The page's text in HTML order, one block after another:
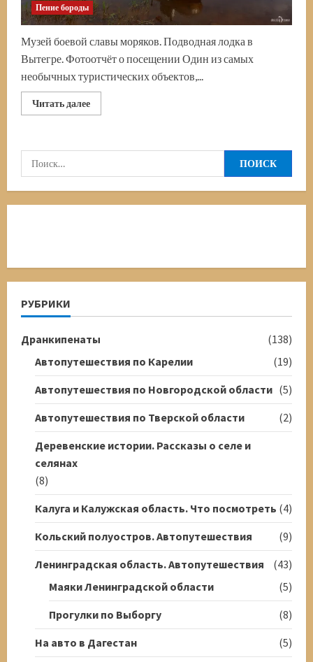
Пение бороды
Музей боевой славы моряков. Подводная лодка в
Вытегре. Фотоотчёт о посещении Один из самых
необычных туристических объектов,...
Читать далееПрочитать
больше
в
на
Онежском
Найти:
РУБРИКИ
Дранкипенаты
(138)
Автопутешествия по Карелии
(19)
Автопутешествия по Новгородской области (5)
Автопутешествия по Тверской области
(2)
Деревенские истории. Рассказы о селе и
селянах
(8)
Калуга и Калужская область. Что посмотреть (4)
Кольский полуостров. Автопутешествия
(9)
Ленинградская область. Автопутешествия
(43)
Маяки Ленинградской области
(5)
Прогулки по Выборгу
(8)
На авто в Дагестан
(5)